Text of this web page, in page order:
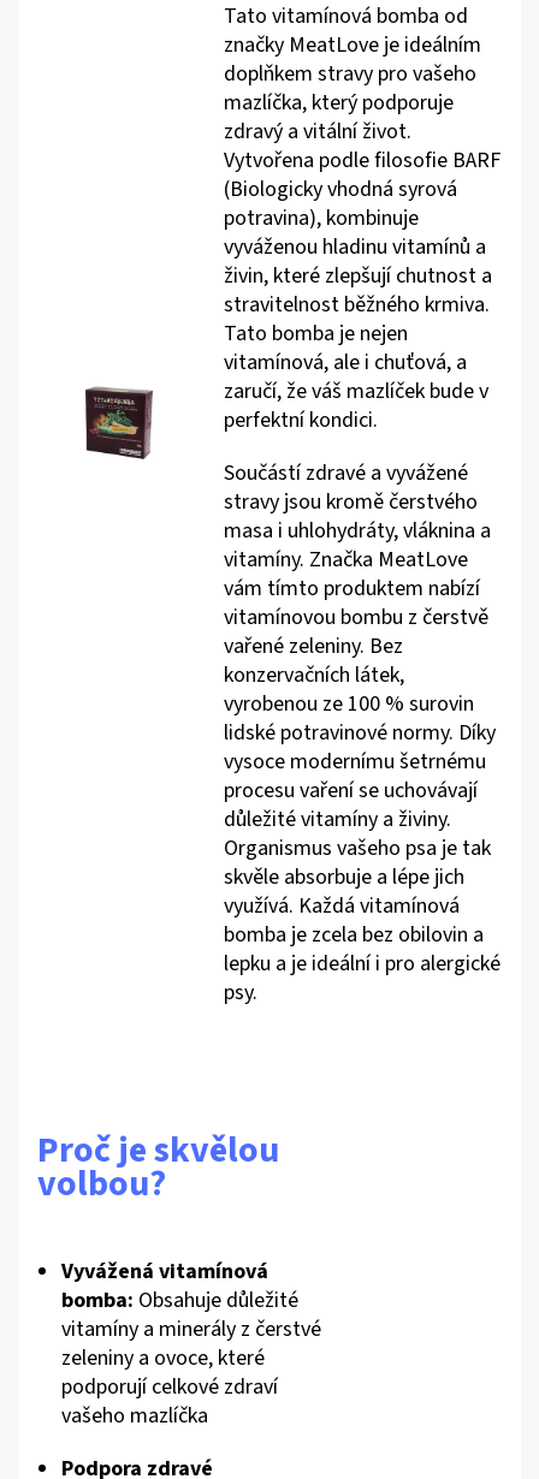
Tato vitamínová bomba od
značky MeatLove je ideálním
doplňkem stravy pro vašeho
mazlíčka, který podporuje
zdravý a vitální život.
Vytvořena podle filosofie BARF
(Biologicky vhodná syrová
potravina), kombinuje
vyváženou hladinu vitamínů a
živin, které zlepšují chutnost a
stravitelnost běžného krmiva.
Tato bomba je nejen
vitamínová, ale i chuťová, a
zaručí, že váš mazlíček bude v
perfektní kondici.
Součástí zdravé a vyvážené
stravy jsou kromě čerstvého
masa i uhlohydráty, vláknina a
vitamíny. Značka MeatLove
vám tímto produktem nabízí
vitamínovou bombu z čerstvě
vařené zeleniny. Bez
konzervačních látek,
vyrobenou ze 100 % surovin
lidské potravinové normy. Díky
vysoce modernímu šetrnému
procesu vaření se uchovávají
důležité vitamíny a živiny.
Organismus vašeho psa je tak
skvěle absorbuje a lépe jich
využívá. Každá vitamínová
bomba je zcela bez obilovin a
lepku a je ideální i pro alergické
psy.
Proč je skvělou
volbou?
Vyvážená vitamínová
bomba: Obsahuje důležité
vitamíny a minerály z čerstvé
zeleniny a ovoce, které
podporují celkové zdraví
vašeho mazlíčka
Podpora zdravé